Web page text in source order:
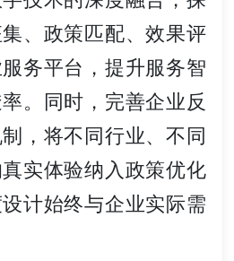
、政策匹配、效果评
务平台，提升服务智
。同时，完善企业反
，将不同行业、不同
实体验纳入政策优化
计始终与企业实际需